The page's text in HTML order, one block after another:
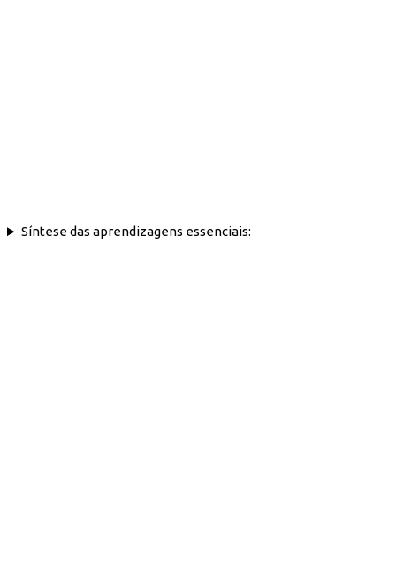
Síntese das aprendizagens essenciais: